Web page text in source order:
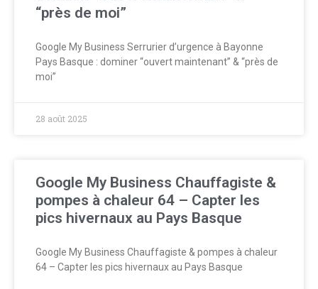
“près de moi”
Google My Business Serrurier d’urgence à Bayonne
Pays Basque : dominer “ouvert maintenant” & “près de
moi”
28 août 2025
Google My Business Chauffagiste &
pompes à chaleur 64 – Capter les
pics hivernaux au Pays Basque
Google My Business Chauffagiste & pompes à chaleur
64 – Capter les pics hivernaux au Pays Basque